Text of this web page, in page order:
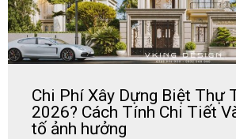
Chi Phí Xây Dựng Biệt Thự
2026? Cách Tính Chi Tiết
tố ảnh hưởng